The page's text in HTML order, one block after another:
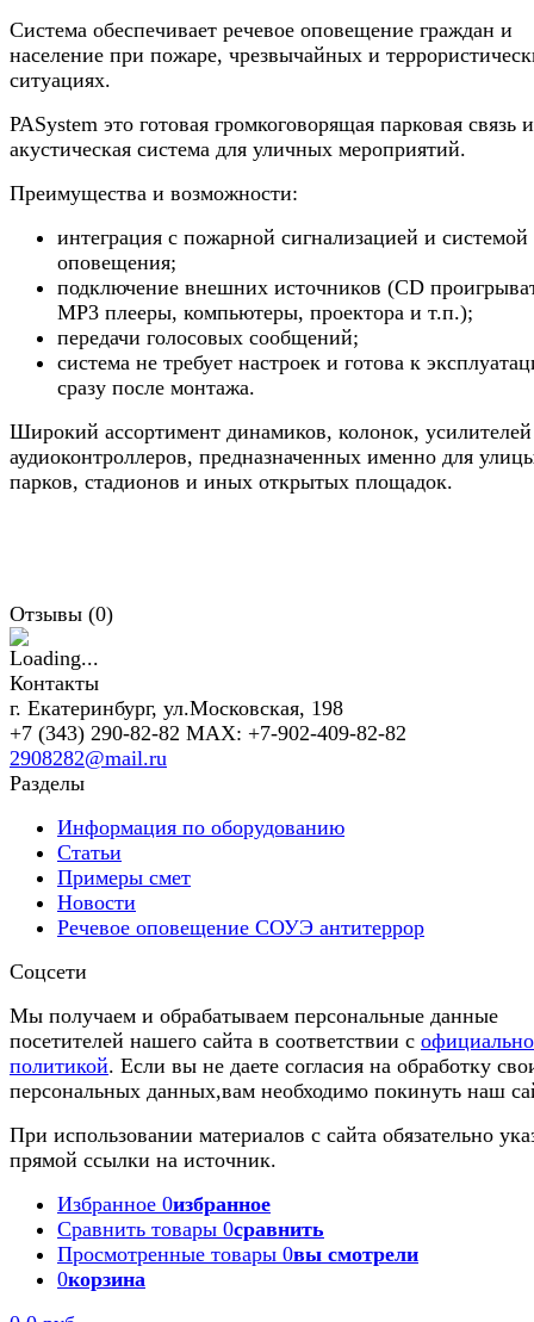
Система обеспечивает речевое оповещение граждан и
население при пожаре, чрезвычайных и
ситуациях.
PASystem это готовая громкоговорящая парковая связь и
акустическая система для уличных мероприятий.
Преимущества и возможности:
интеграция с пожарной сигнализацией и системой
оповещения;
подключение внешних источников (CD
MP3 плееры, компьютеры, проектора и т.п.);
передачи голосовых сообщений;
система не требует настроек и готова к
сразу после монтажа.
Широкий ассортимент динамиков, колонок,
аудиоконтроллеров, предназначенных именно для
парков, стадионов и иных открытых площадок.
Отзывы (0)
Контакты
г. Екатеринбург, ул.Московская, 198
+7 (343) 290-82-82 MAX: +7-902-409-82-82
2908282@mail.ru
Разделы
Информация по оборудованию
Статьи
Примеры смет
Новости
Речевое оповещение СОУЭ антитеррор
Соцсети
Мы получаем и обрабатываем персональные данные
посетителей нашего сайта в соответствии с
политикой. Если вы не даете согласия на обработку
персональных данных,вам необходимо покинуть наш
При использовании материалов с сайта обязательно
прямой ссылки на источник.
Избранное 0избранное
Сравнить товары 0сравнить
Просмотренные товары 0вы смотрели
0корзина